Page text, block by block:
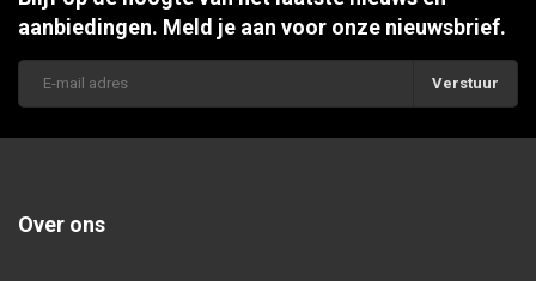
aanbiedingen. Meld je aan voor onze nieuwsbrief.
Verstuur
Over ons